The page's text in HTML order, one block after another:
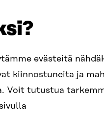
evästeitä
kiinnostuneita ja
Voit tutustua
TELEPHONE
EMAIL